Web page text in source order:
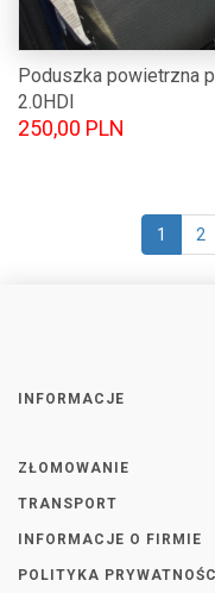
Poduszka powietrzna
2.0HDI
250,00 PLN
1 2
INFORMACJE
ZŁOMOWANIE
TRANSPORT
INFORMACJE O FIRMIE
POLITYKA PRYWATNOŚCI